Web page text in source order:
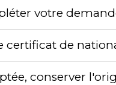
votre
certificat de
conserver